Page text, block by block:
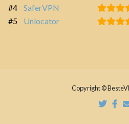
#4
SaferVPN
#5
Unlocator
Copyright ©